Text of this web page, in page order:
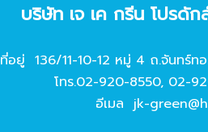
บริษัท เจ เค กรีน โปรดั
ที่อยู่ 136/11-10-12 หมู่ 4 ถ.จันทร์ท
โทร.02-920-8550, 02-
อีเมล jk-